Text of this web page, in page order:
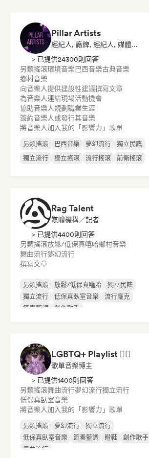
Pillar Artists
經紀人, 廠牌, 經紀人, 媒體機構／記者, 導師, 歌單音樂博主
> 已提供24300則回答
另類搖滾環境音樂巴西音樂古典音樂
鄉村音樂
向音樂人提供建設性建議撰寫文章
為音樂人連結現場活動機會
協助音樂人規劃職業生涯
簽約音樂人或發行其音樂
將音樂人加入我的「影響力」歌單
另類搖滾 巴西音樂 夢幻流行
獨立民謠
獨立流行
獨立搖滾 流行搖滾 前衛搖滾
Rag Talent
媒體機構／記者
> 已提供4400則回答
另類搖滾放鬆/低保真嘻哈鄉村音樂
舞曲流行夢幻流行
撰寫文章
另類搖滾 放鬆/低保真嘻哈
獨立民謠
獨立流行
低保真臥室音樂
流行龐克
節奏藍調
創作歌手
LGBTQ+ Playlist 🏳️‍🌈
歌單音樂博主
> 已提供1400則回答
另類搖滾舞曲流行夢幻流行獨立流行
低保真臥室音樂
將音樂人加入我的「影響力」歌單
另類搖滾 夢幻流行
獨立流行
低保真臥室音樂
節奏藍調 瞪鞋
創作歌手
舞曲流行